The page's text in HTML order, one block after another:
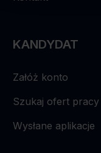
KANDYDAT
Załóż konto
Szukaj ofert pracy
Wysłane aplikacje